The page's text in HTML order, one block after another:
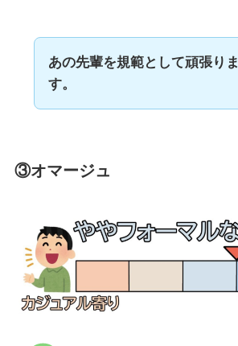
あの先輩を規範として頑張りま
す。
③オマージュ